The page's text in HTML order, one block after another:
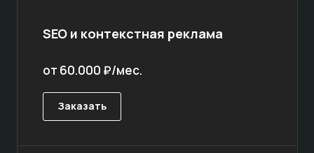
SEO и контекстная реклама
от 60.000 ₽/мес.
Заказать